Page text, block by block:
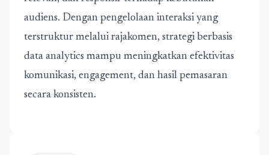
audiens. Dengan pengelolaan interaksi yang
terstruktur melalui rajakomen, strategi berbasis
data analytics mampu meningkatkan efektivitas
komunikasi, engagement, dan hasil pemasaran
secara konsisten.